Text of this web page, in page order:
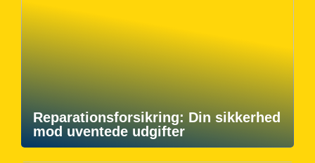
Reparationsforsikring: Din sikkerhed
mod uventede udgifter